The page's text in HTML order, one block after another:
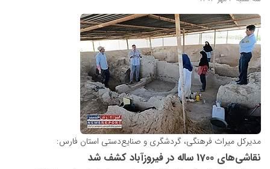
مدیرکل میراث فرهنگی، گردشگری و صنایع‌دستی استان فارس:
نقاشی‌های 1700 ساله در فیروزآباد کشف شد